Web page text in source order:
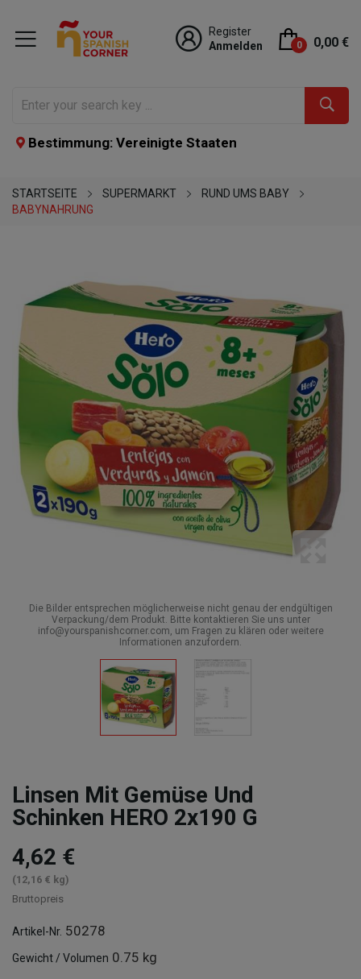
Register
Anmelden
0 0,00 €
Bestimmung: Vereinigte Staaten
STARTSEITE SUPERMARKT
RUND UMS BABY
BABYNAHRUNG
Die Bilder entsprechen möglicherweise nicht genau der endgültigen
Verpackung/dem Produkt. Bitte kontaktieren Sie uns unter
info@yourspanishcorner.com, um Fragen zu klären oder weitere
Informationen anzufordern.
Linsen Mit Gemüse Und
Schinken HERO 2x190 G
4,62 €
(12,16 € kg)
Bruttopreis
Artikel-Nr. 50278
Gewicht / Volumen 0.75 kg